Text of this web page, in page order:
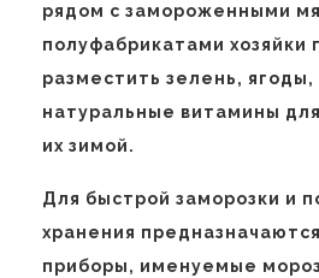
рядом с замороженными
полуфабрикатами хозяйки
разместить зелень,
натуральные витамины
их зимой.
Для быстрой заморозки и
хранения
приборы, именуемые